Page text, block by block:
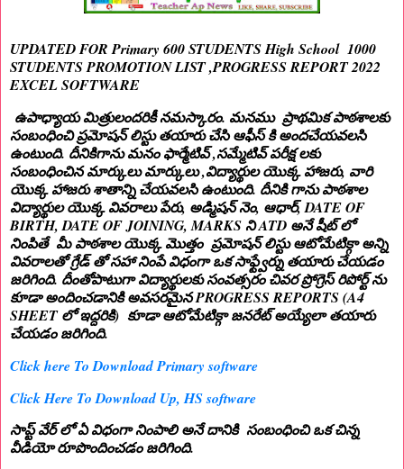
UPDATED FOR Primary 600 STUDENTS High School 1000
STUDENTS PROMOTION LIST ,PROGRESS REPORT 2022
EXCEL SOFTWARE
ఉపాధ్యాయ మిత్రులందరికీ నమస్కారం. మనము ప్రాథమిక పాఠశాలకు
సంబంధించి ప్రమోషన్ లిస్టు తయారు చేసి ఆఫీస్ కి అందచేయవలసి
ఉంటుంది. దీనికిగాను మనం ఫార్మేటివ్ ,సమ్మేటివ్ పరీక్ష లకు
సంబంధించిన మార్కులు మార్కులు ,విద్యార్థుల యొక్క హాజరు, వారి
యొక్క హాజరు శాతాన్ని చేయవలసి ఉంటుంది. దీనికి గాను పాఠశాల
విద్యార్థుల యొక్క వివరాలు పేరు, అడ్మిషన్ నెం, ఆధార్, DATE OF
BIRTH, DATE OF JOINING, MARKS ని ATD అనే షీట్ లో
నింపితే మీ పాఠశాల యొక్క మొత్తం ప్రమోషన్ లిస్టు ఆటోమేటిక్గా అన్ని
వివరాలతో గ్రేడ్ తో సహా నింపే విధంగా ఒక సాఫ్ట్వేర్ను తయారు చేయడం
జరిగింది. దీంతోపాటుగా విద్యార్థులకు సంవత్సరం చివర ప్రోగ్రెస్ రిపోర్ట్ ను
కూడా అందించడానికి అవసరమైన PROGRESS REPORTS (A4
SHEET లో ఇద్దరికి) కూడా ఆటోమేటిక్గా జనరేట్ అయ్యేలా తయారు
చేయడం జరిగింది.
Click here To Download Primary software
Click Here To Download Up, HS software
సాప్ట్ వేర్ లో ఏ విధంగా నింపాలి అనే దానికి సంబంధించి ఒక చిన్న
వీడియో రూపొందించడం జరిగింది.